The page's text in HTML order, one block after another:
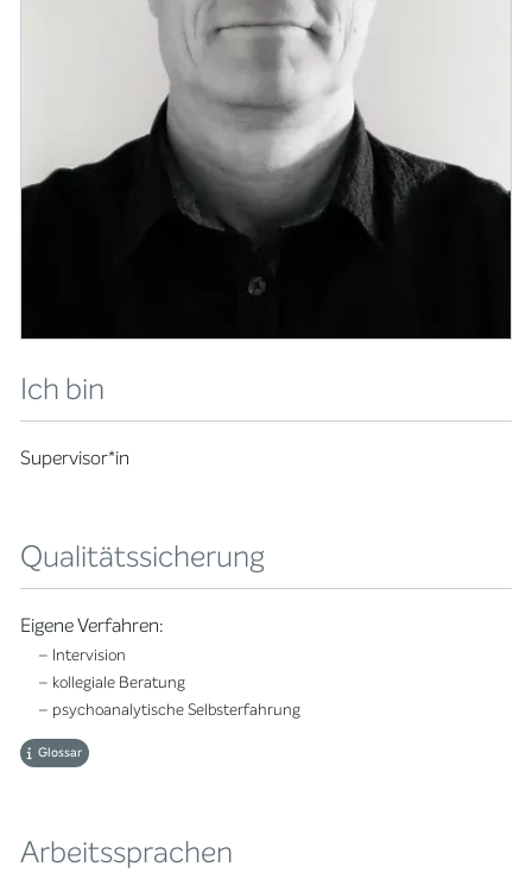
Ich bin
Supervisor*in
Qualitätssicherung
Eigene Verfahren:
– Intervision
– kollegiale Beratung
– psychoanalytische Selbsterfahrung
Glossar
Arbeitssprachen